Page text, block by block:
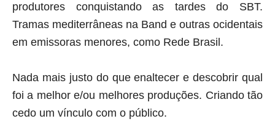
produtores conquistando as tardes do SBT.
Tramas mediterrâneas na Band e outras ocidentais
em emissoras menores, como Rede Brasil.
Nada mais justo do que enaltecer e descobrir qual
foi a melhor e/ou melhores produções. Criando tão
cedo um vínculo com o público.